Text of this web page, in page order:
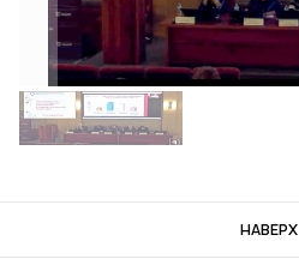
НАВЕРХ